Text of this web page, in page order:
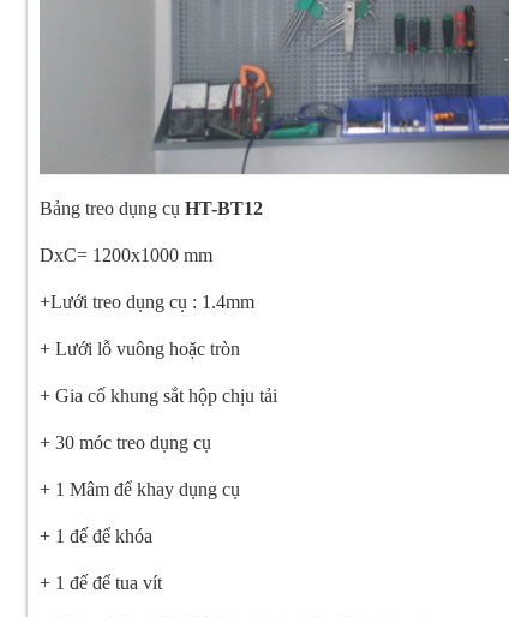
Bảng treo dụng cụ HT-BT12
DxC= 1200x1000 mm
+Lưới treo dụng cụ : 1.4mm
+ Lưới lỗ vuông hoặc tròn
+ Gia cố khung sắt hộp chịu tải
+ 30 móc treo dụng cụ
+ 1 Mâm để khay dụng cụ
+ 1 đế để khóa
+ 1 đế để tua vít